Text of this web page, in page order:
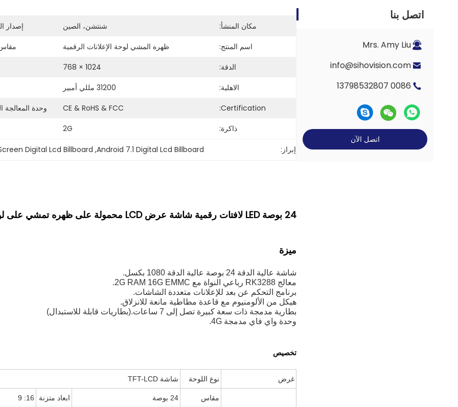
اتصل بنا
Mrs. Amy Liu
info@sihovision.com
0086 13798532807
اتصل الآن
مكان المنشأ: شنتشن، الصين إصدار
اسم المنتج:
ظهره المشي لوحة الإعلانات الرقمية
الدقة:
1024 × 768
الاهلية:
31200 مللي أمبير
Certification:
CE & RoHS & FCC وحدة المعالجة
ذاكرة:
2G
إبراز: Android 7.1 Digital Lcd Billboard
,
Digital Lcd Billboard
24 بوصة LED لافتات رقمية شاشة عرض LCD محمولة على ظهره تمشي على لوحة إعلانات رقمية
ميزة
شاشة عالية الدقة 24 بوصة عالية الدقة 1080 بكسل.
معالج RK3288 رباعي النواة مع 2G RAM 16G EMMC.
برنامج التحكم عن بعد للإعلانات متعددة الشاشات.
هيكل من الألومنيوم مع قاعدة مطاطية مانعة للانزلاق.
بطارية مدمجة ذات سعة كبيرة تصل إلى 7 ساعات.(بطاريات قابلة للاستبدال)
وحدة واي فاي مدمجة 4G.
تخصيص
غرض نوع اللوحة شاشة TFT-LCD
مقاس 24 بوصة ابعاد متزنة 16: 9